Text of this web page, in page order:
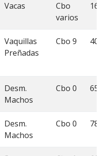
Vacas
Cbo
varios
16
Vaquillas
Preñadas
Cbo 9 40
Desm.
Machos
Cbo 0 65
Desm.
Machos
Cbo 0 78